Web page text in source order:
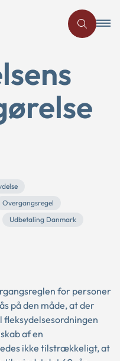
Overgangsregel
Udbetaling Danmark
for personer
på den måde, at der
af en
ikke tilstrækkeligt, at